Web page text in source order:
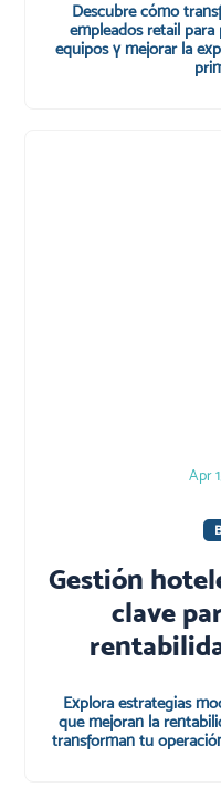
Descubre cómo
empleados retail
equipos y mejorar la
Apr
Gestión
clave
Explora estrategias
que mejoran la
transforman tu